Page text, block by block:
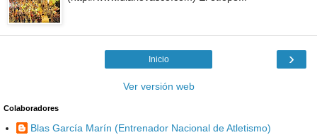
›
Inicio
Ver versión web
Colaboradores
Blas García Marín (Entrenador Nacional de Atletismo)